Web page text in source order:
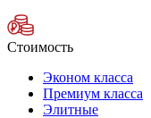
Стоимость
Эконом класса
Премиум класса
Элитные